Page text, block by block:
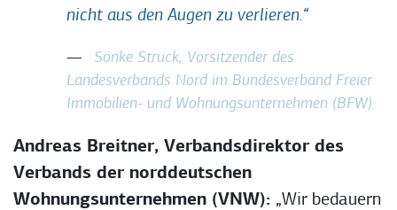
nicht aus den Augen zu verlieren.“
Sönke Struck, Vorsitzender des
Landesverbands Nord im Bundesverband Freier
Immobilien- und Wohnungsunternehmen (BFW)
Andreas Breitner, Verbandsdirektor des
Verbands der norddeutschen
Wohnungsunternehmen (VNW): „Wir bedauern